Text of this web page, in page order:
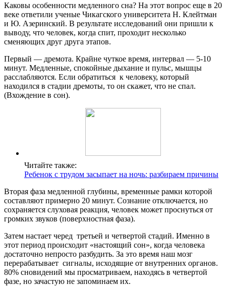
Каковы особенности медленного сна? На этот вопрос еще в 20
веке ответили ученые Чикагского университета Н. Клейтман
и Ю. Азеринский. В результате исследований они пришли к
выводу, что человек, когда спит, проходит несколько
сменяющих друг друга этапов.
Первый — дремота. Крайне чуткое время, интервал — 5-10
минут. Медленные, спокойные дыхание и пульс, мышцы
расслабляются. Если обратиться к человеку, который
находился в стадии дремоты, то он скажет, что не спал.
(Вхождение в сон).
Читайте также:
Ребенок с трудом засыпает на ночь: разбираем причины
Вторая фаза медленной глубины, временные рамки которой
составляют примерно 20 минут. Сознание отключается, но
сохраняется слуховая реакция, человек может проснуться от
громких звуков (поверхностная фаза).
Затем настает черед третьей и четвертой стадий. Именно в
этот период происходит «настоящий сон», когда человека
достаточно непросто разбудить. За это время наш мозг
перерабатывает сигналы, исходящие от внутренних органов.
80% сновидений мы просматриваем, находясь в четвертой
фазе, но зачастую не запоминаем их.